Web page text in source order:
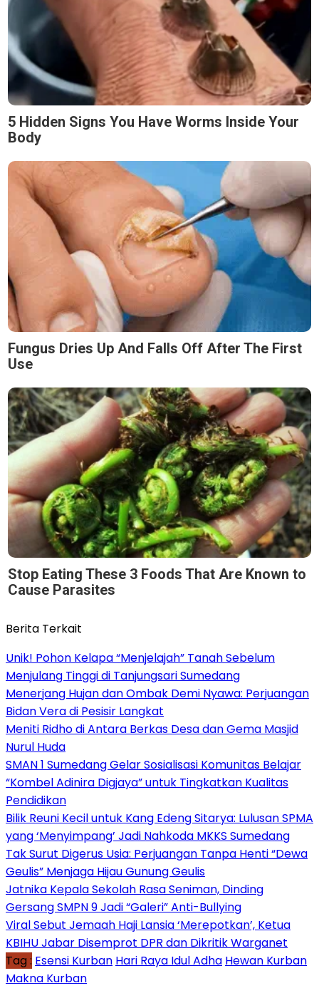
5 Hidden Signs You Have Worms Inside Your
Body
Fungus Dries Up And Falls Off After The First
Use
Stop Eating These 3 Foods That Are Known to
Cause Parasites
Berita Terkait
Unik! Pohon Kelapa “Menjelajah” Tanah Sebelum
Menjulang Tinggi di Tanjungsari Sumedang
Menerjang Hujan dan Ombak Demi Nyawa: Perjuangan
Bidan Vera di Pesisir Langkat
Meniti Ridho di Antara Berkas Desa dan Gema Masjid
Nurul Huda
SMAN 1 Sumedang Gelar Sosialisasi Komunitas Belajar
“Kombel Adinira Digjaya” untuk Tingkatkan Kualitas
Pendidikan
Bilik Reuni Kecil untuk Kang Edeng Sitarya: Lulusan SPMA
yang ‘Menyimpang’ Jadi Nahkoda MKKS Sumedang
Tak Surut Digerus Usia: Perjuangan Tanpa Henti “Dewa
Geulis” Menjaga Hijau Gunung Geulis
Jatnika Kepala Sekolah Rasa Seniman, Dinding
Gersang SMPN 9 Jadi “Galeri” Anti-Bullying
Viral Sebut Jemaah Haji Lansia ‘Merepotkan’, Ketua
KBIHU Jabar Disemprot DPR dan Dikritik Warganet
Tag : Esensi Kurban Hari Raya Idul Adha Hewan Kurban
Makna Kurban